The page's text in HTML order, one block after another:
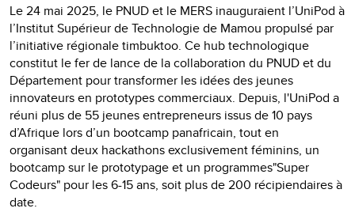
Le 24 mai 2025, le PNUD et le MERS inauguraient l’UniPod à
l’Institut Supérieur de Technologie de Mamou propulsé par
l’initiative régionale timbuktoo. Ce hub technologique
constitut le fer de lance de la collaboration du PNUD et du
Département pour transformer les idées des jeunes
innovateurs en prototypes commerciaux. Depuis, l'UniPod a
réuni plus de 55 jeunes entrepreneurs issus de 10 pays
d’Afrique lors d’un bootcamp panafricain, tout en
organisant deux hackathons exclusivement féminins, un
bootcamp sur le prototypage et un programmes"Super
Codeurs" pour les 6-15 ans, soit plus de 200 récipiendaires à
date.